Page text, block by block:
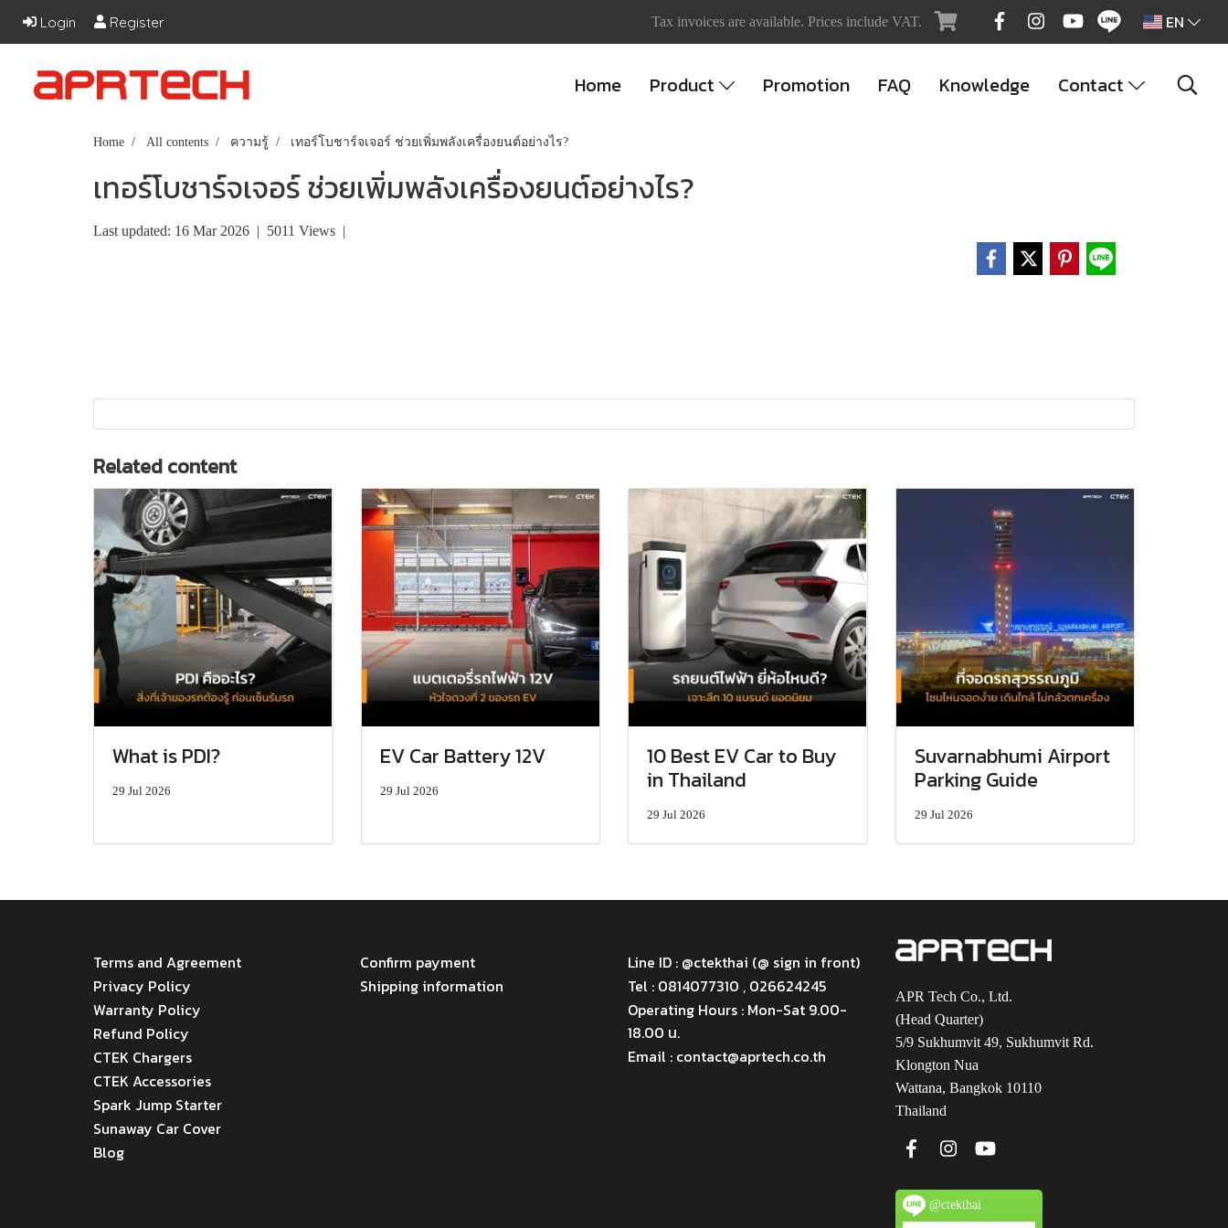
Login Register Tax invoices are available. Prices include VAT. EN
Home Product Promotion FAQ Knowledge Contact
Home All contents ความรู้ เทอร์โบชาร์จเจอร์ ช่วยเพิ่มพลังเครื่องยนต์อย่างไร?
เทอร์โบชาร์จเจอร์ ช่วยเพิ่มพลังเครื่องยนต์อย่างไร?
Last updated: 16 Mar 2026 | 5011 Views |
Related content
What is PDI?
29 Jul 2026
EV Car Battery 12V
29 Jul 2026
10 Best EV Car to Buy
in Thailand
29 Jul 2026
Suvarnabhumi Airport
Parking Guide
29 Jul 2026
Terms and Agreement
Privacy Policy
Warranty Policy
Refund Policy
CTEK Chargers
CTEK Accessories
Spark Jump Starter
Sunaway Car Cover
Blog
Confirm payment
Shipping information
Line ID : @ctekthai (@ sign in front)
Tel : 0814077310 , 026624245
Operating Hours : Mon-Sat 9.00-
18.00 น.
Email : contact@aprtech.co.th
APR Tech Co., Ltd.
(Head Quarter)
5/9 Sukhumvit 49, Sukhumvit Rd.
Klongton Nua
Wattana, Bangkok 10110
Thailand
@ctekthai